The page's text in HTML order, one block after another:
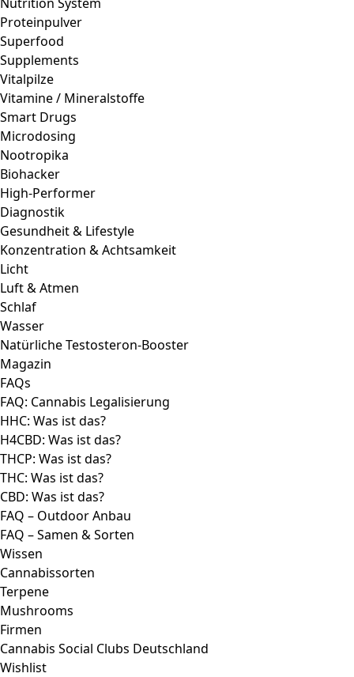
Natürliche Testosteron-Booster
Magazin
FAQs
FAQ: Cannabis Legalisierung
HHC: Was ist das?
H4CBD: Was ist das?
THCP: Was ist das?
THC: Was ist das?
CBD: Was ist das?
FAQ – Outdoor Anbau
FAQ – Samen & Sorten
Wissen
Cannabissorten
Terpene
Mushrooms
Firmen
Cannabis Social Clubs Deutschland
Wishlist
Compare
Login / Register
Shopping cart
Close
Growtalk: Schicke uns jetzt deinen Growbericht und
gewinne tolle Preise.
Sign in
Close
No account yet?
Create an Account
Facebook
Popular requests:
THC
HHC
H4CBD
THCP